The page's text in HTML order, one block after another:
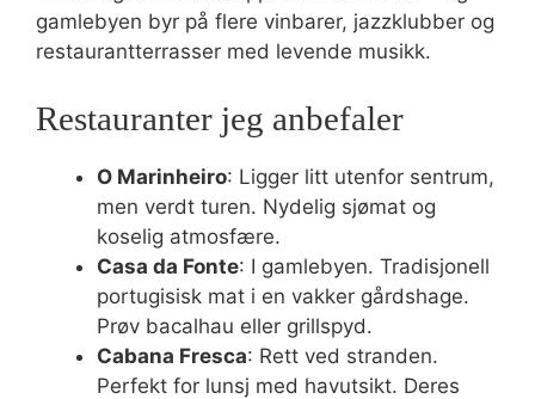
gamlebyen byr på flere vinbarer, jazzklubber og
restaurantterrasser med levende musikk.
Restauranter jeg anbefaler
O Marinheiro: Ligger litt utenfor sentrum,
men verdt turen. Nydelig sjømat og
koselig atmosfære.
Casa da Fonte: I gamlebyen. Tradisjonell
portugisisk mat i en vakker gårdshage.
Prøv bacalhau eller grillspyd.
Cabana Fresca: Rett ved stranden.
Perfekt for lunsj med havutsikt. Deres